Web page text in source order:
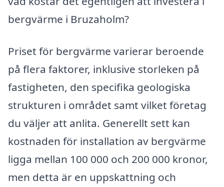
bergvärme i Bruzaholm?
Priset för bergvärme varierar beroende
på flera faktorer, inklusive storleken på
fastigheten, den specifika geologiska
strukturen i området samt vilket företag
du väljer att anlita. Generellt sett kan
kostnaden för installation av bergvärme
ligga mellan 100 000 och 200 000 kronor,
men detta är en uppskattning och